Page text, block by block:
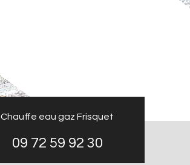
Chauffe eau gaz Frisquet
09 72 59 92 30